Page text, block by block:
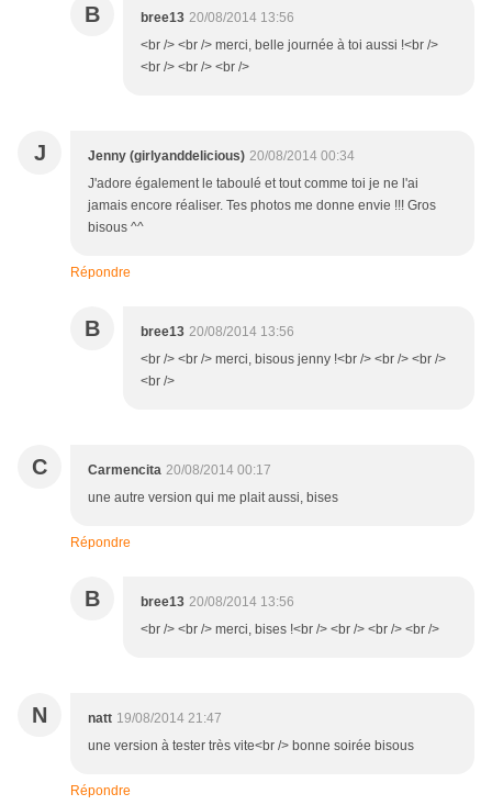
B bree13 20/08/2014 13:56
<br /> <br /> merci, belle journée à toi aussi !<br />
<br /> <br /> <br />
J Jenny (girlyanddelicious) 20/08/2014 00:34
J'adore également le taboulé et tout comme toi je ne l'ai
jamais encore réaliser. Tes photos me donne envie !!! Gros
bisous ^^
Répondre
B bree13 20/08/2014 13:56
<br /> <br /> merci, bisous jenny !<br /> <br /> <br />
<br />
C Carmencita 20/08/2014 00:17
une autre version qui me plait aussi, bises
Répondre
B bree13 20/08/2014 13:56
<br /> <br /> merci, bises !<br /> <br /> <br /> <br />
N natt 19/08/2014 21:47
une version à tester très vite<br /> bonne soirée bisous
Répondre